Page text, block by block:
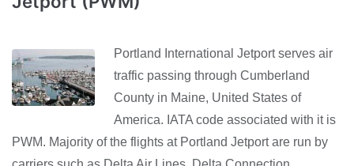
Portland International Jetport serves air
traffic passing through Cumberland
County in Maine, United States of
America. IATA code associated with it is
PWM. Majority of the flights at Portland Jetport are run by